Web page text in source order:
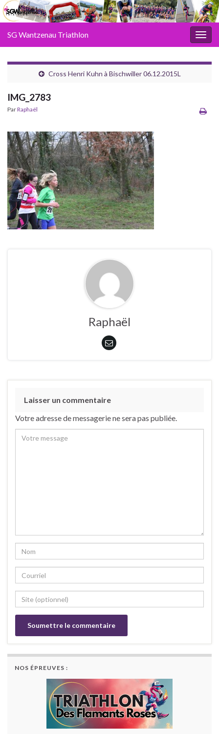
SG Wantzenau Triathlon
Cross Henri Kuhn à Bischwiller 06.12.2015L
IMG_2783
ParRaphaël
Raphaël
Laisser un commentaire
Votre adresse de messagerie ne sera pas publiée.
NOS ÉPREUVES :